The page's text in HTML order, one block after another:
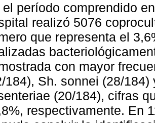
el período comprendido
realizó 5076
que representa el
con mayor
184), Sh. sonnei (28/
(20/184), cifras
respectivamente. En